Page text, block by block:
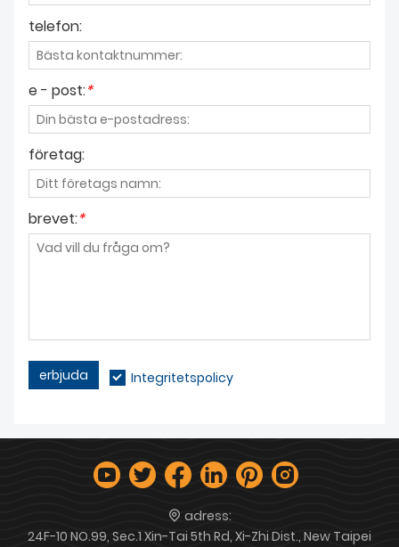
telefon:
e - post:*
företag:
brevet:*
erbjuda Integritetspolicy
adress:
24F-10 NO.99, Sec.1 Xin-Tai 5th Rd, Xi-Zhi Dist., New Taipei